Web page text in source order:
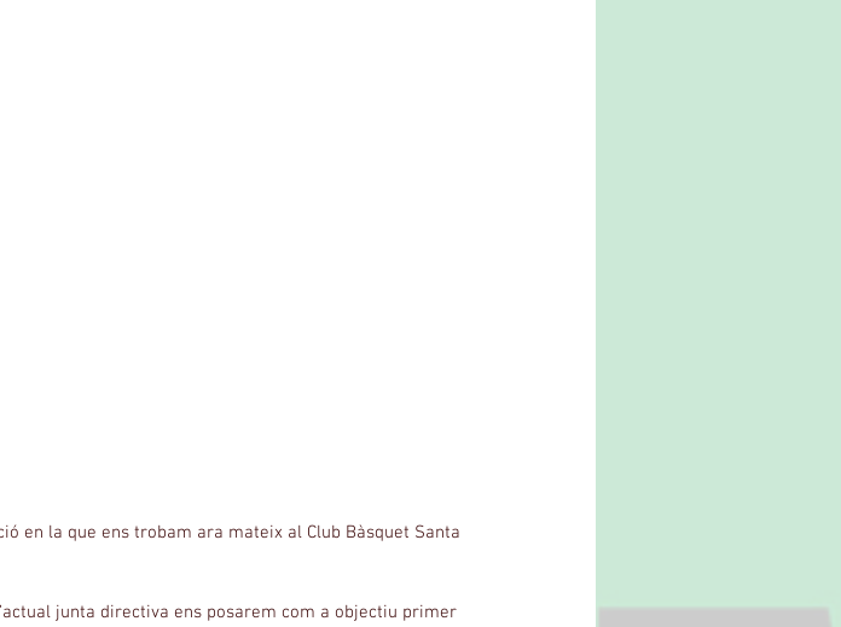
en la que ens trobam ara mateix al Club Bàsquet Santa
junta directiva ens posarem com a objectiu primer